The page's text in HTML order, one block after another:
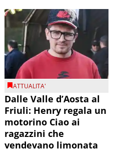
ATTUALITA'
Dalle Valle d’Aosta al
Friuli: Henry regala un
motorino Ciao ai
ragazzini che
vendevano limonata